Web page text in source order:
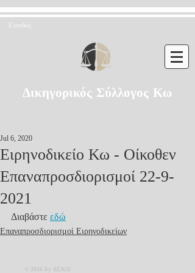
Είσοδος
Δικηγορικός Σύλλογος Κω
Ειρηνοδικείο Κω - Οίκοθεν
Επαναπροσδιορισμοί 22-9-
2021
Jul 6, 2020
Διαβάστε εδώ
Επαναπροσδιορισμοί Ειρηνοδικείων
© 2026 by ΔΣΚΩ